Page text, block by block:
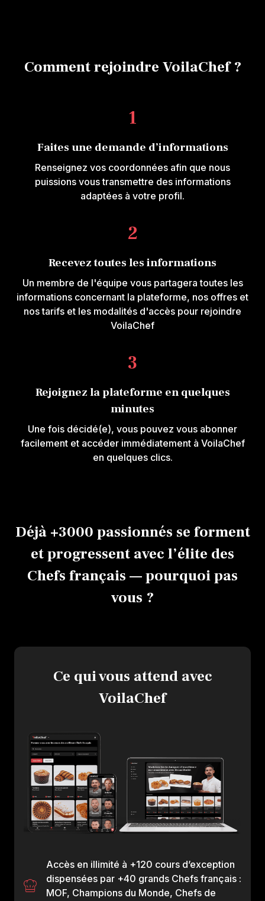
Comment rejoindre VoilaChef ?
1
Faites une demande d’informations
Renseignez vos coordonnées afin que nous
puissions vous transmettre des informations
adaptées à votre profil.
2
Recevez toutes les informations
Un membre de l'équipe vous partagera toutes les
informations concernant la plateforme, nos offres et
nos tarifs et les modalités d'accès pour rejoindre
VoilaChef
3
Rejoignez la plateforme en quelques
minutes
Une fois décidé(e), vous pouvez vous abonner
facilement et accéder immédiatement à VoilaChef
en quelques clics.
Déjà +3000 passionnés se forment
et progressent avec l’élite des
Chefs français — pourquoi pas
vous ?
Ce qui vous attend avec
VoilaChef
Accès en illimité à +120 cours d’exception
dispensées par +40 grands Chefs français :
MOF, Champions du Monde, Chefs de
Envie d'en savoir
Laissez-nous vos
membre de l'équipe
Nos tarifs en
Nos modalités